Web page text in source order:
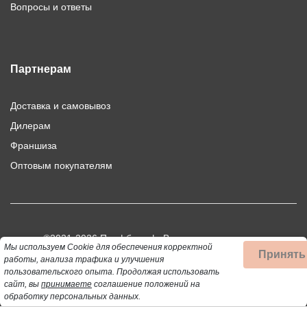
Вопросы и ответы
Партнерам
Доставка и самовывоз
Дилерам
Франшиза
Оптовым покупателям
©2021-2026 Профбыт.рф. Все права защищены.
Использование материалов сайта допускается только при
публикации активной ссылки на цитируемый материал.
Данный сайт не является публичной офертой, определяемой
Мы используем Cookie для обеспечения корректной
работы, анализа трафика и улучшения
пользовательского опыта. Продолжая использовать
сайт, вы принимаете соглашение положений на
обработку персональных данных.
Принять